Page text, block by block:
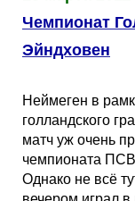
Чемпионат
Эйндховен
Неймеген в
голландского
матч уж очень
чемпионата ПСВ
Однако не всё